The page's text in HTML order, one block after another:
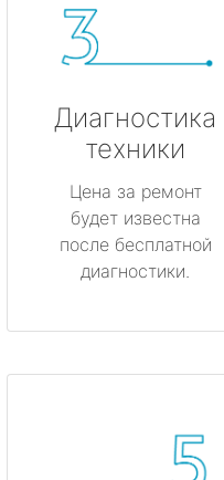
Диагностика
техники
Цена за ремонт
будет известна
после бесплатной
диагностики.